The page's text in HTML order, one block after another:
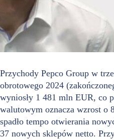
Przychody Pepco Group w
obrotowego 2024
wyniosły 1 481 mln EUR, co
walutowym oznacza wzrost o
spadło tempo otwierania
37 nowych sklepów netto.